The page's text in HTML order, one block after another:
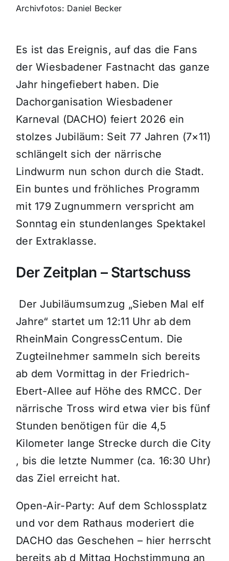
Archivfotos: Daniel Becker
Es ist das Ereignis, auf das die Fans
der Wiesbadener Fastnacht das ganze
Jahr hingefiebert haben. Die
Dachorganisation Wiesbadener
Karneval (DACHO) feiert 2026 ein
stolzes Jubiläum: Seit 77 Jahren (7×11)
schlängelt sich der närrische
Lindwurm nun schon durch die Stadt.
Ein buntes und fröhliches Programm
mit 179 Zugnummern verspricht am
Sonntag ein stundenlanges Spektakel
der Extraklasse.
Der Zeitplan – Startschuss
Der Jubiläumsumzug „Sieben Mal elf
Jahre“ startet um 12:11 Uhr ab dem
RheinMain CongressCentum. Die
Zugteilnehmer sammeln sich bereits
ab dem Vormittag in der Friedrich-
Ebert-Allee auf Höhe des RMCC. Der
närrische Tross wird etwa vier bis fünf
Stunden benötigen für die 4,5
Kilometer lange Strecke durch die City
, bis die letzte Nummer (ca. 16:30 Uhr)
das Ziel erreicht hat.
Open-Air-Party: Auf dem Schlossplatz
und vor dem Rathaus moderiert die
DACHO das Geschehen – hier herrscht
bereits ab d Mittag Hochstimmung an